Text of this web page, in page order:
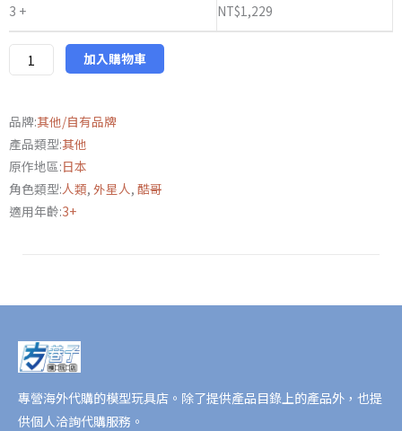
3 + NT$1,229
M78
網
限
毛
絨
娃
娃
初
力
數
量
加入購物車
品牌:其他/自有品牌
產品類型:其他
原作地區:日本
角色類型:人類, 外星人, 酷哥
適用年齡:3+
專營海外代購的模型玩具店。除了提供產品目錄上的產品外，也提
供個人洽詢代購服務。